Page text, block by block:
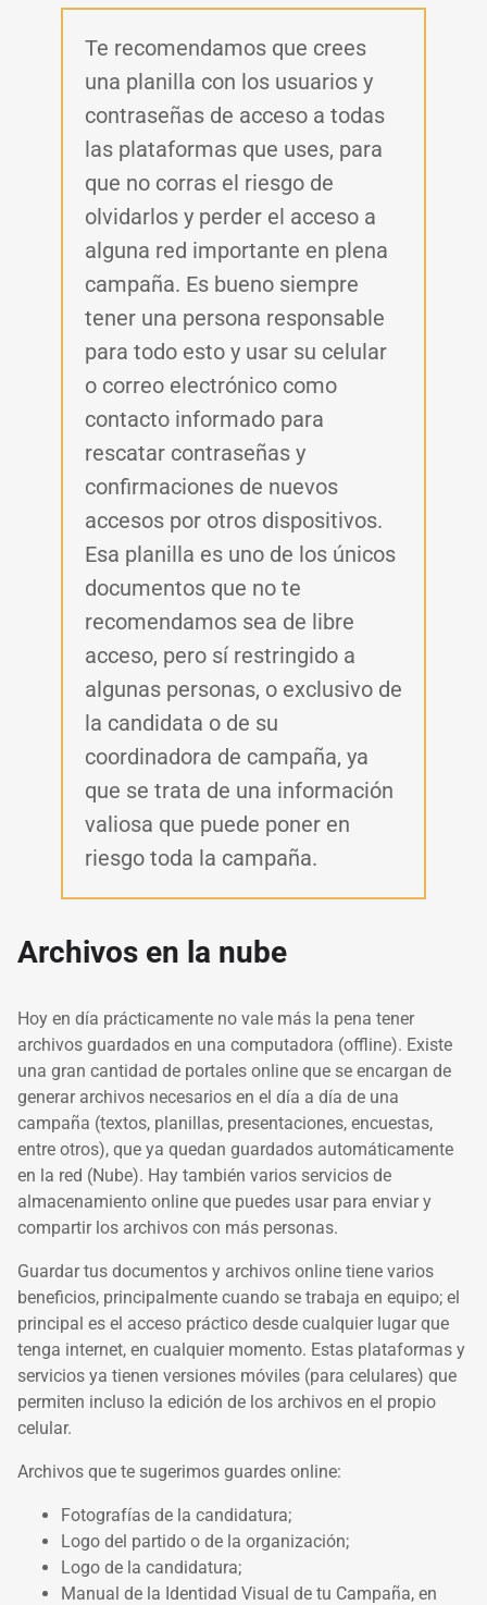
Te recomendamos que crees
una planilla con los usuarios y
contraseñas de acceso a todas
las plataformas que uses, para
que no corras el riesgo de
olvidarlos y perder el acceso a
alguna red importante en plena
campaña. Es bueno siempre
tener una persona responsable
para todo esto y usar su celular
o correo electrónico como
contacto informado para
rescatar contraseñas y
confirmaciones de nuevos
accesos por otros dispositivos.
Esa planilla es uno de los únicos
documentos que no te
recomendamos sea de libre
acceso, pero sí restringido a
algunas personas, o exclusivo de
la candidata o de su
coordinadora de campaña, ya
que se trata de una información
valiosa que puede poner en
riesgo toda la campaña.
Archivos en la nube
Hoy en día prácticamente no vale más la pena tener
archivos guardados en una computadora (offline). Existe
una gran cantidad de portales online que se encargan de
generar archivos necesarios en el día a día de una
campaña (textos, planillas, presentaciones, encuestas,
entre otros), que ya quedan guardados automáticamente
en la red (Nube). Hay también varios servicios de
almacenamiento online que puedes usar para enviar y
compartir los archivos con más personas.
Guardar tus documentos y archivos online tiene varios
beneficios, principalmente cuando se trabaja en equipo; el
principal es el acceso práctico desde cualquier lugar que
tenga internet, en cualquier momento. Estas plataformas y
servicios ya tienen versiones móviles (para celulares) que
permiten incluso la edición de los archivos en el propio
celular.
Archivos que te sugerimos guardes online:
Fotografías de la candidatura;
Logo del partido o de la organización;
Logo de la candidatura;
Manual de la Identidad Visual de tu Campaña, en